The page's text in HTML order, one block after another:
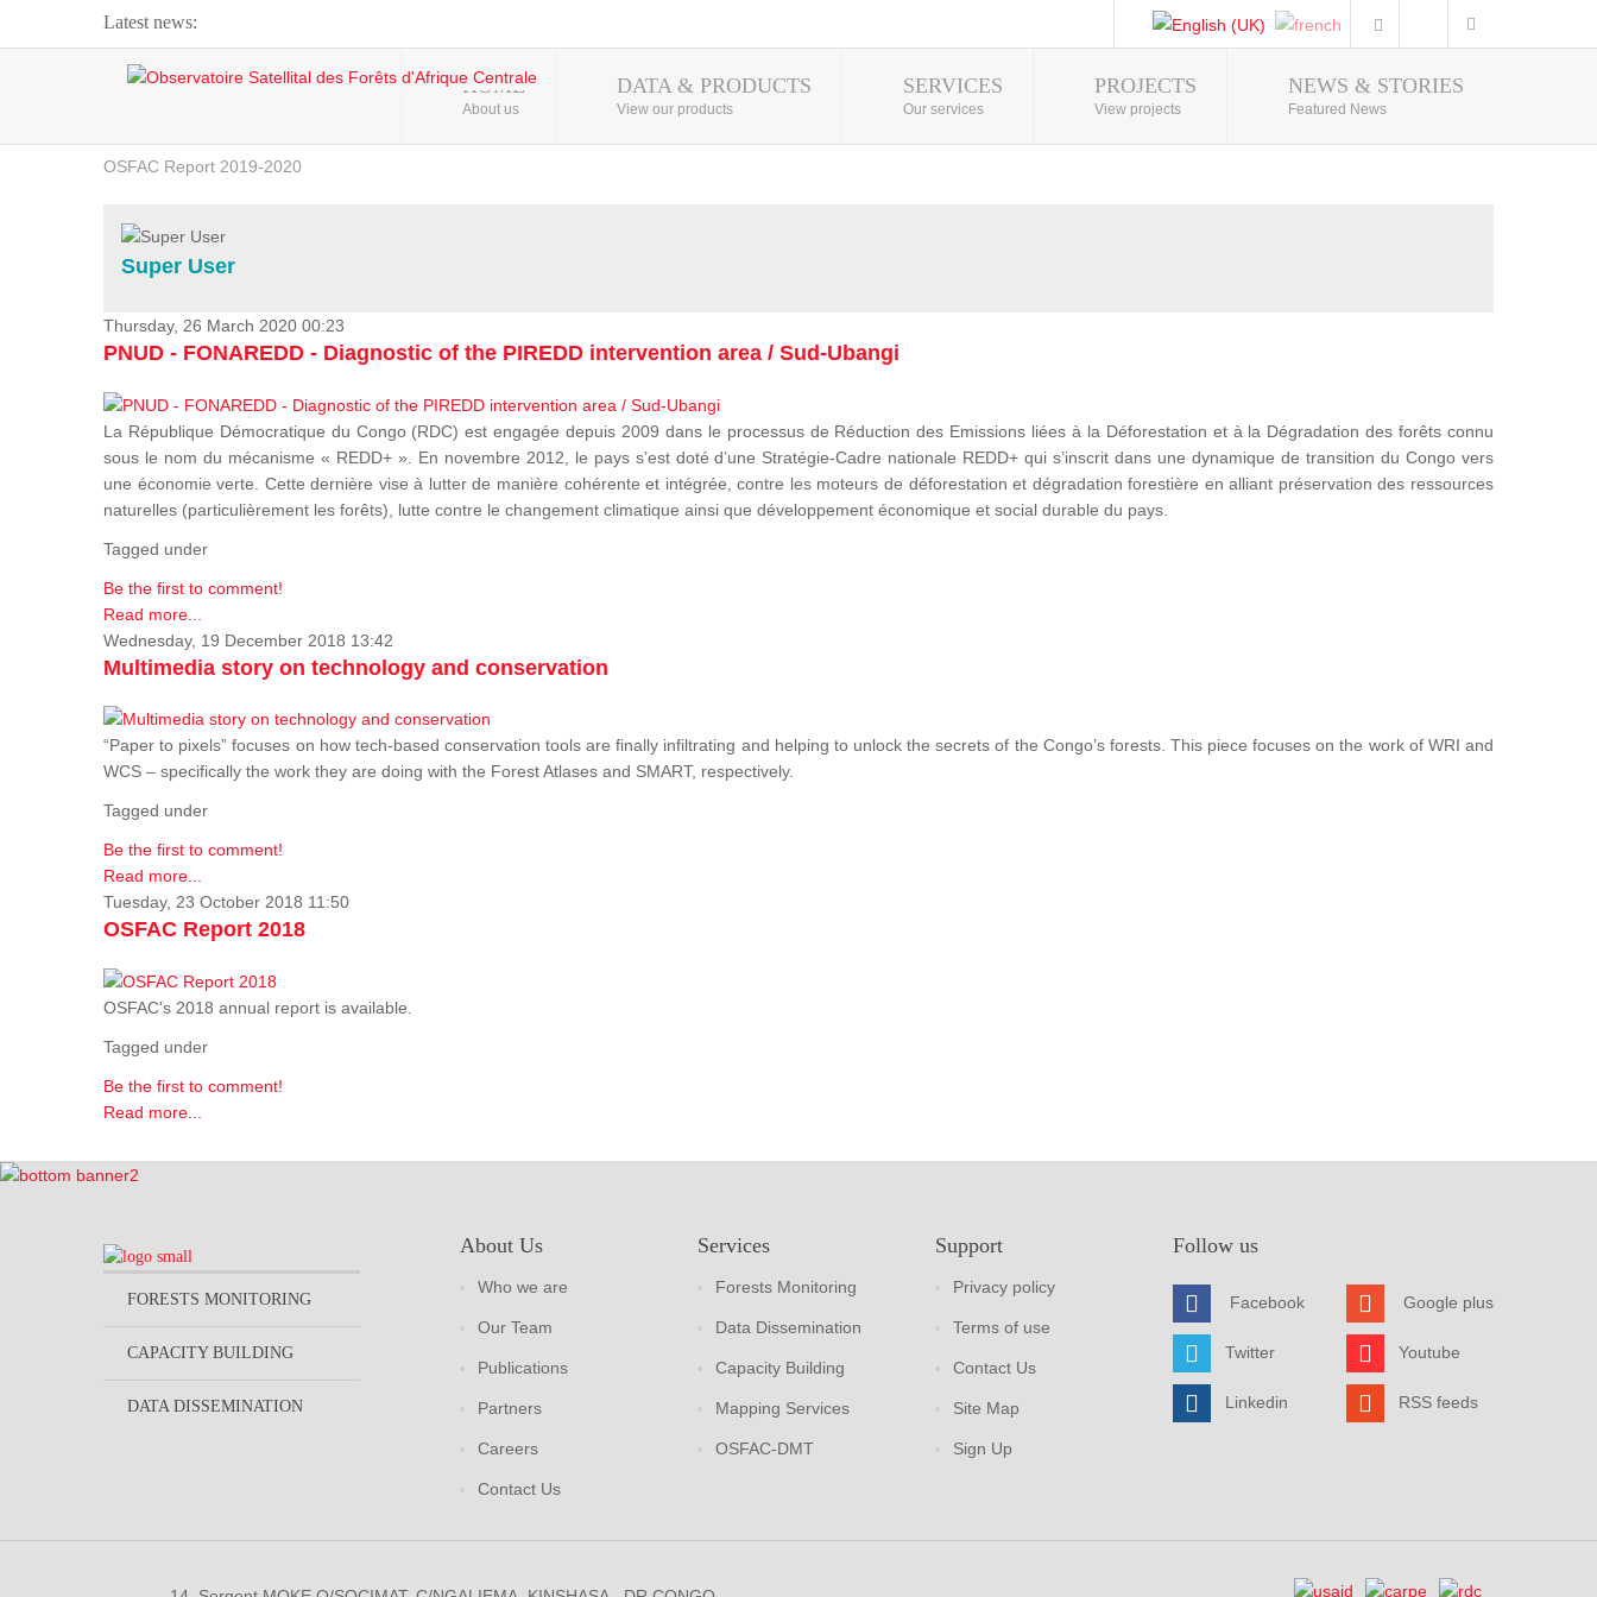
Latest news:
Webinar about Large Scale Monitoring and Land ...
OSFAC Video - Addressing climate change from the ...
OSFAC Report 2019-2020
Flooding and Erosion in Kinshasa - Open Cities ...
Photo Gallery
HOME
About us
DATA & PRODUCTS
View our products
SERVICES
Our services
PROJECTS
View projects
NEWS & STORIES
Featured News
Super User
Thursday, 26 March 2020 00:23
PNUD - FONAREDD - Diagnostic of the PIREDD intervention area / Sud-Ubangi
La République Démocratique du Congo (RDC) est engagée depuis 2009 dans le processus de Réduction des Emissions liées à la Déforestation et à la Dégradation des forêts connu
sous le nom du mécanisme « REDD+ ». En novembre 2012, le pays s’est doté d’une Stratégie-Cadre nationale REDD+ qui s’inscrit dans une dynamique de transition du Congo vers
une économie verte. Cette dernière vise à lutter de manière cohérente et intégrée, contre les moteurs de déforestation et dégradation forestière en alliant préservation des ressources
naturelles (particulièrement les forêts), lutte contre le changement climatique ainsi que développement économique et social durable du pays.
Tagged under
Be the first to comment!
Read more...
Wednesday, 19 December 2018 13:42
Multimedia story on technology and conservation
“Paper to pixels” focuses on how tech-based conservation tools are finally infiltrating and helping to unlock the secrets of the Congo’s forests. This piece focuses on the work of WRI and
WCS – specifically the work they are doing with the Forest Atlases and SMART, respectively.
Tagged under
Be the first to comment!
Read more...
Tuesday, 23 October 2018 11:50
OSFAC Report 2018
OSFAC's 2018 annual report is available.
Tagged under
Be the first to comment!
Read more...
FORESTS MONITORING
CAPACITY BUILDING
DATA DISSEMINATION
About Us
Who we are
Our Team
Publications
Partners
Careers
Contact Us
Services
Forests Monitoring
Data Dissemination
Capacity Building
Mapping Services
OSFAC-DMT
Support
Privacy policy
Terms of use
Contact Us
Site Map
Sign Up
Follow us
Facebook
Twitter
Linkedin
Google plus
Youtube
RSS feeds